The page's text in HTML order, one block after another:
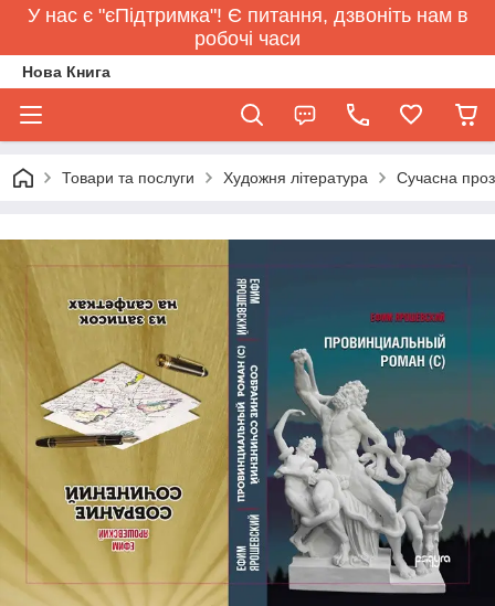
У нас є "єПідтримка"! Є питання, дзвоніть нам в
робочі часи
Нова Книга
Товари та послуги Художня література Сучасна